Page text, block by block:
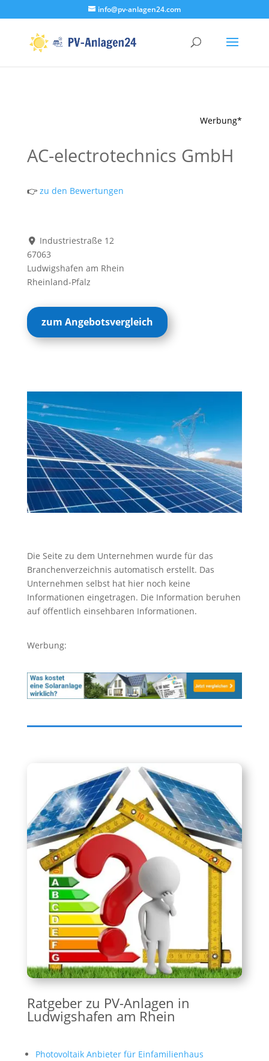
info@pv-anlagen24.com
Werbung*
AC-electrotechnics GmbH
👉zu den Bewertungen
Industriestraße 12
67063
Ludwigshafen am Rhein
Rheinland-Pfalz
zum Angebotsvergleich
Die Seite zu dem Unternehmen wurde für das
Branchenverzeichnis automatisch erstellt. Das
Unternehmen selbst hat hier noch keine
Informationen eingetragen. Die Information beruhen
auf öffentlich einsehbaren Informationen.
Werbung:
Ratgeber zu PV-Anlagen in
Ludwigshafen am Rhein
Photovoltaik Anbieter für Einfamilienhaus